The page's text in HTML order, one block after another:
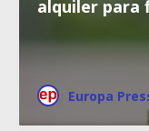
alquiler para
Europa